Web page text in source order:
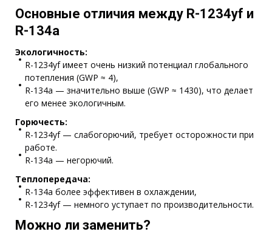
Основные отличия между R-1234yf и
R-134a
Экологичность:
R-1234yf имеет очень низкий потенциал глобального
потепления (GWP ≈ 4),
R-134a — значительно выше (GWP ≈ 1430), что делает
его менее экологичным.
Горючесть:
R-1234yf — слабогорючий, требует осторожности при
работе.
R-134a — негорючий.
Теплопередача:
R-134a более эффективен в охлаждении,
R-1234yf — немного уступает по производительности.
Можно ли заменить?